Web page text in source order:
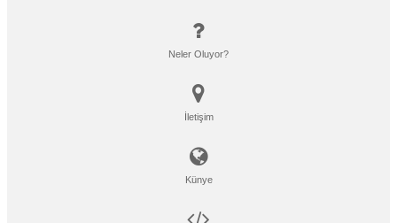
Neler Oluyor?
İletişim
Künye